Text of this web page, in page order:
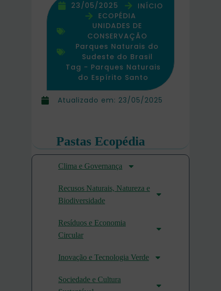
Atualizado em: 23/05/2025
23/05/2025
INÍCIO
ECOPÉDIA
UNIDADES DE
CONSERVAÇÃO
Parques Naturais do
Sudeste do Brasil
Tag - Parques Naturais
do Espírito Santo
Pastas Ecopédia
Clima e Governança
Recusos Naturais, Natureza e
Biodiversidade
Resíduos e Economia
Circular
Inovação e Tecnologia Verde
Sociedade e Cultura